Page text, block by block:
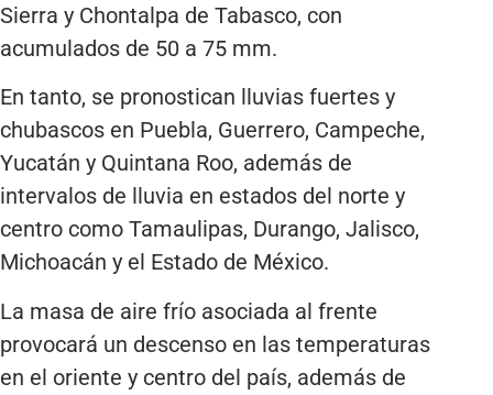
Sierra y Chontalpa de Tabasco, con
acumulados de 50 a 75 mm.
En tanto, se pronostican lluvias fuertes y
chubascos en Puebla, Guerrero, Campeche,
Yucatán y Quintana Roo, además de
intervalos de lluvia en estados del norte y
centro como Tamaulipas, Durango, Jalisco,
Michoacán y el Estado de México.
La masa de aire frío asociada al frente
provocará un descenso en las temperaturas
en el oriente y centro del país, además de